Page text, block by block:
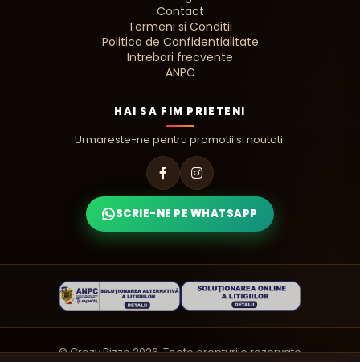
Contact
Termeni si Conditii
Politica de Confidentialitate
Intrebari frecvente
ANPC
HAI SA FIM PRIETENI
Urmareste-ne pentru promotii si noutati.
SCRIE-NE PE WHATSAPP
©️ Crazy Pizza 2026. Toate drepturile rezervate